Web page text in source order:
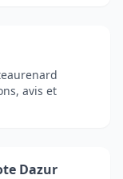
avis et
Dazur